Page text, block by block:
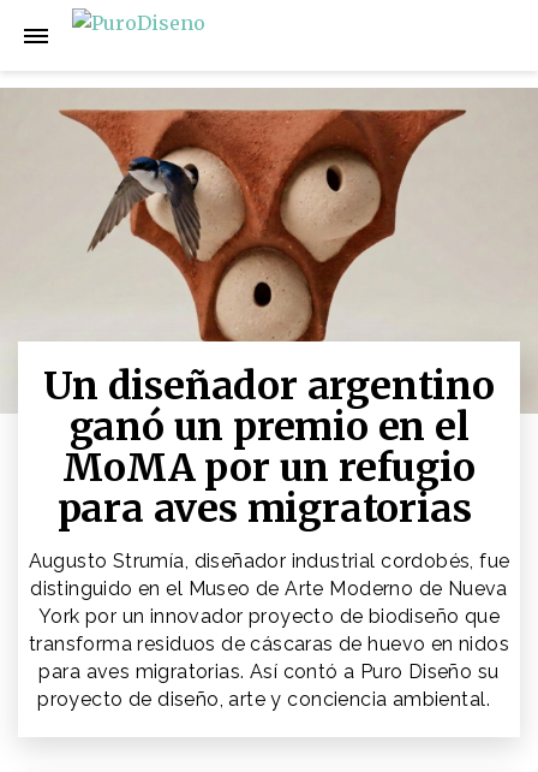
Un diseñador argentino
ganó un premio en el
MoMA por un refugio
para aves migratorias
Augusto Strumía, diseñador industrial cordobés, fue
distinguido en el Museo de Arte Moderno de Nueva
York por un innovador proyecto de biodiseño que
transforma residuos de cáscaras de huevo en nidos
para aves migratorias. Así contó a Puro Diseño su
proyecto de diseño, arte y conciencia ambiental.